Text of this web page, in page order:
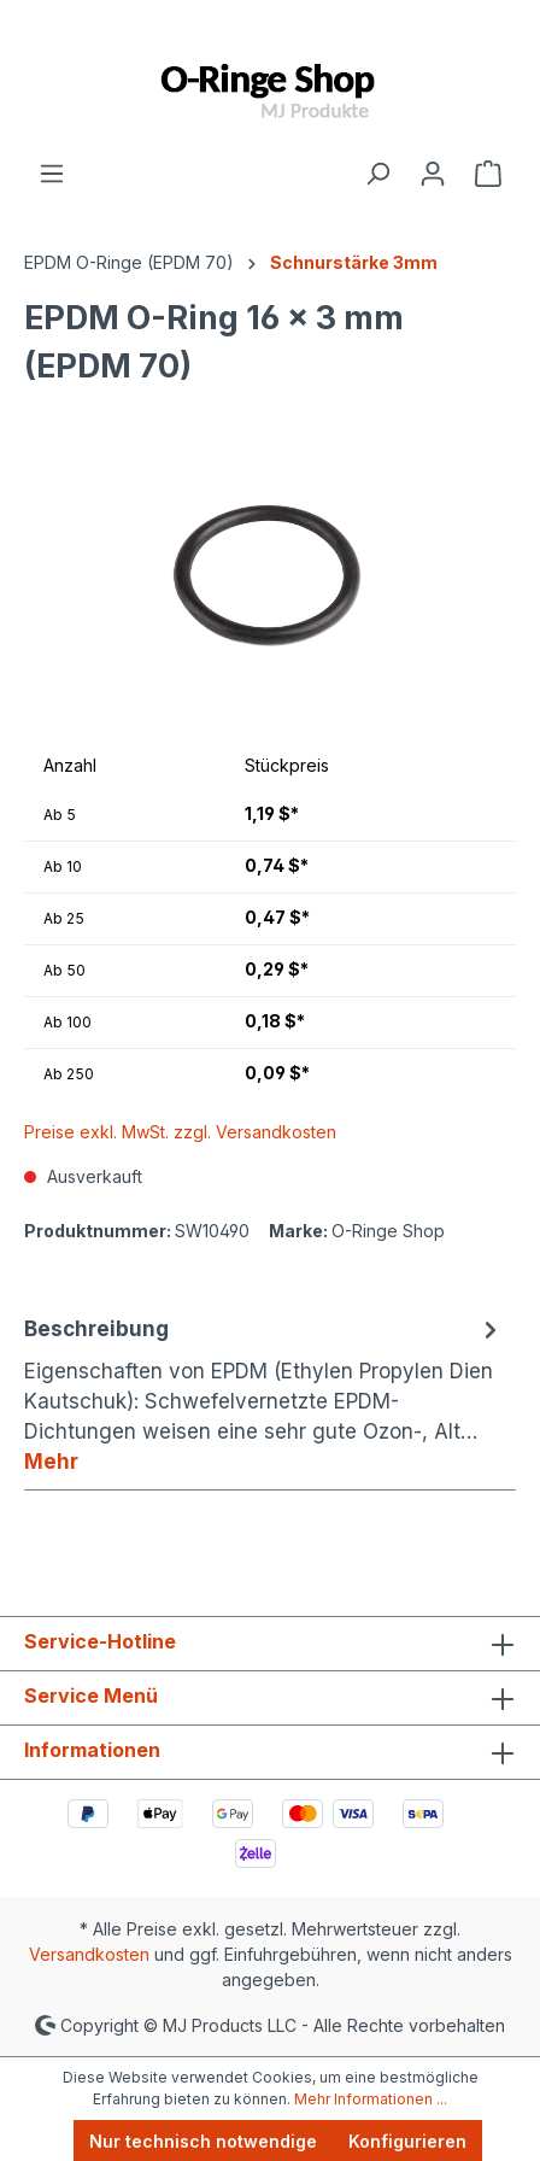
EPDM O-Ringe (EPDM 70) Schnurstärke 3mm
EPDM O-Ring 16 x 3 mm
(EPDM 70)
Anzahl Stückpreis
Ab 5 1,19 $*
Ab 10 0,74 $*
Ab 25 0,47 $*
Ab 50 0,29 $*
Ab 100 0,18 $*
Ab 250 0,09 $*
Preise exkl. MwSt. zzgl. Versandkosten
Ausverkauft
Produktnummer: SW10490 Marke: O-Ringe Shop
Beschreibung
Eigenschaften von EPDM (Ethylen Propylen Dien
Kautschuk): Schwefelvernetzte EPDM-
Dichtungen weisen eine sehr gute Ozon-, Alt…
Mehr
Service-Hotline
Service Menü
Informationen
* Alle Preise exkl. gesetzl. Mehrwertsteuer zzgl.
Versandkosten und ggf. Einfuhrgebühren, wenn nicht anders
angegeben.
Copyright © MJ Products LLC - Alle Rechte vorbehalten
Diese Website verwendet Cookies, um eine bestmögliche
Erfahrung bieten zu können. Mehr Informationen ...
Nur technisch notwendige Konfigurieren